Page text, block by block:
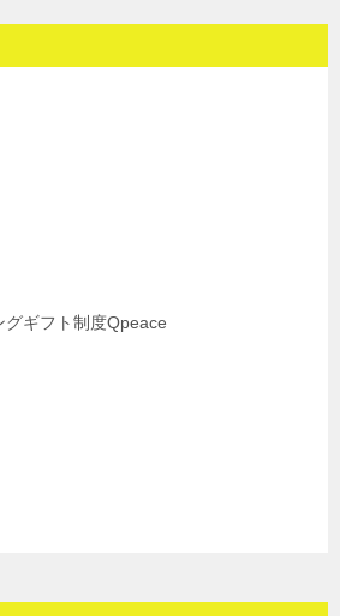
ギフト制度Qpeace